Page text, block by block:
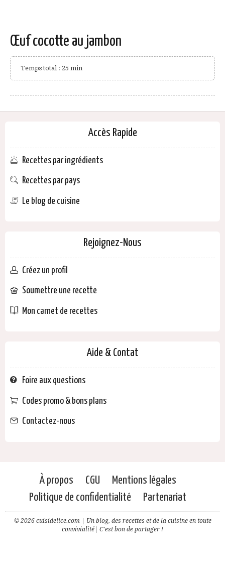
Œuf cocotte au jambon
Temps total : 25 min
Accès Rapide
Recettes par ingrédients
Recettes par pays
Le blog de cuisine
Rejoignez-Nous
Créez un profil
Soumettre une recette
Mon carnet de recettes
Aide & Contat
Foire aux questions
Codes promo & bons plans
Contactez-nous
À propos CGU
Mentions légales
Politique de confidentialité
Partenariat
© 2026 cuisidelice.com | Un blog, des recettes et de la cuisine en toute
convivialité| C'est bon de partager !